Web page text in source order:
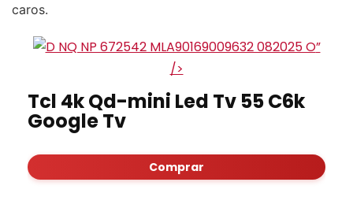
caros.
”
/>
Tcl 4k Qd-mini Led Tv 55 C6k
Google Tv
Comprar